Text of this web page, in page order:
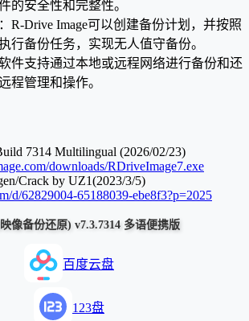
的安全性和完整性。
R-Drive Image可以创建备份计划，并按照
行备份任务，实现无人值守备份。
件支持通过本地或远程网络进行备份和还
程管理和操作。
7314 Multilingual (2026/02/23)
downloads/RDriveImage7.exe
Crack by UZ1(2023/3/5)
d/62829004-65188039-ebe8f3?p=2025
像备份还原) v7.3.7314 多语便携版
百度云盘
123盘